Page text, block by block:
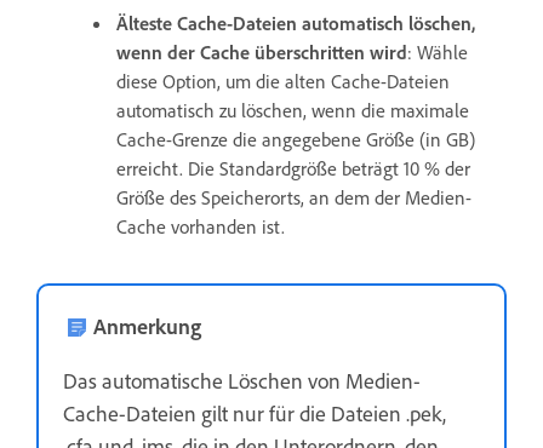
Älteste Cache-Dateien automatisch löschen,
wenn der Cache überschritten wird: Wähle
diese Option, um die alten Cache-Dateien
automatisch zu löschen, wenn die maximale
Cache-Grenze die angegebene Größe (in GB)
erreicht. Die Standardgröße beträgt 10 % der
Größe des Speicherorts, an dem der Medien-
Cache vorhanden ist.
Anmerkung
Das automatische Löschen von Medien-
Cache-Dateien gilt nur für die Dateien .pek,